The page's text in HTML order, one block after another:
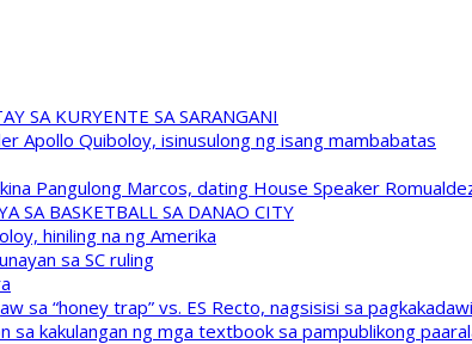
SA KURYENTE SA SARANGANI
Apollo Quiboloy, isinusulong ng isang mambabatas
Pangulong Marcos, dating House Speaker
SA BASKETBALL SA DANAO CITY
hiniling na ng Amerika
sa SC ruling
sa “honey trap” vs. ES Recto, nagsisisi sa
sa kakulangan ng mga textbook sa pampublikong